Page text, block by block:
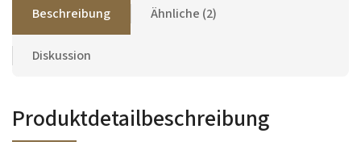
Beschreibung Ähnliche (2)
Diskussion
Produktdetailbeschreibung